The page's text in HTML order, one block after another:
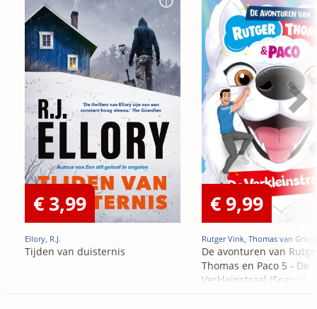
€ 3,99
Ellory, R.J.
Tijden van duisternis
€ 9,99
Rutger Vink, Thomas van
De avonturen van
Thomas en Paco 5 - De
Verkleinstraal (Special